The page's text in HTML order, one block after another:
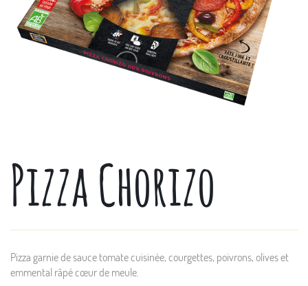
Pizza Chorizo
Pizza garnie de sauce tomate cuisinée, courgettes, poivrons, olives et
emmental râpé cœur de meule.